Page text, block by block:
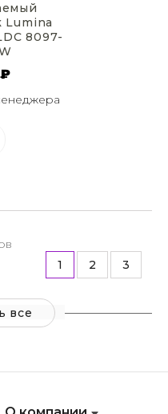
Lumina
8097-
1
2 3
все